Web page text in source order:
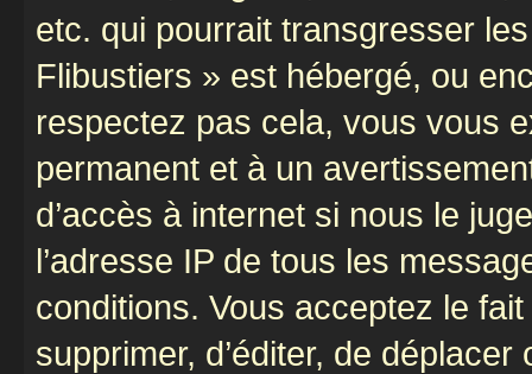
etc. qui pourrait transgresser
Flibustiers » est hébergé, ou
respectez pas cela, vous vous
permanent et à un
d’accès à internet si nous le
l’adresse IP de tous les
conditions. Vous acceptez le
supprimer, d’éditer, de